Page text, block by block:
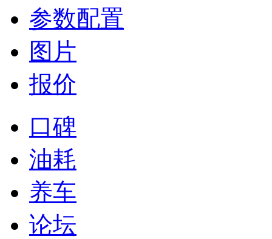
参数配置
图片
报价
口碑
油耗
养车
论坛